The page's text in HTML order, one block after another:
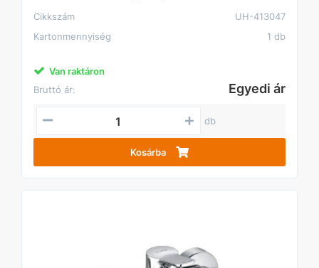
Cikkszám
UH-413047
Kartonmennyiség
1 db
Van raktáron
Bruttó ár:
Egyedi ár
db
Kosárba